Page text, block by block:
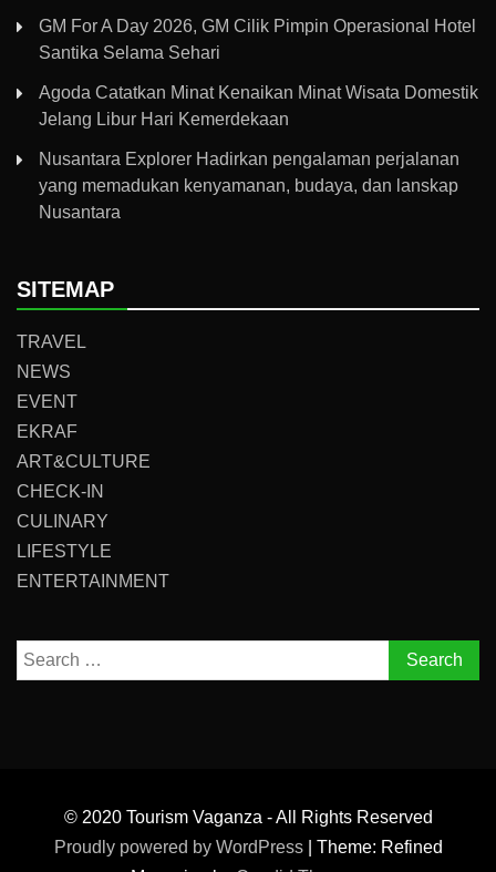
GM For A Day 2026, GM Cilik Pimpin Operasional Hotel
Santika Selama Sehari
Agoda Catatkan Minat Kenaikan Minat Wisata Domestik
Jelang Libur Hari Kemerdekaan
Nusantara Explorer Hadirkan pengalaman perjalanan
yang memadukan kenyamanan, budaya, dan lanskap
Nusantara
SITEMAP
TRAVEL
NEWS
EVENT
EKRAF
ART&CULTURE
CHECK-IN
CULINARY
LIFESTYLE
ENTERTAINMENT
Search
for:
© 2020 Tourism Vaganza - All Rights Reserved
Proudly powered by WordPress
Theme: Refined